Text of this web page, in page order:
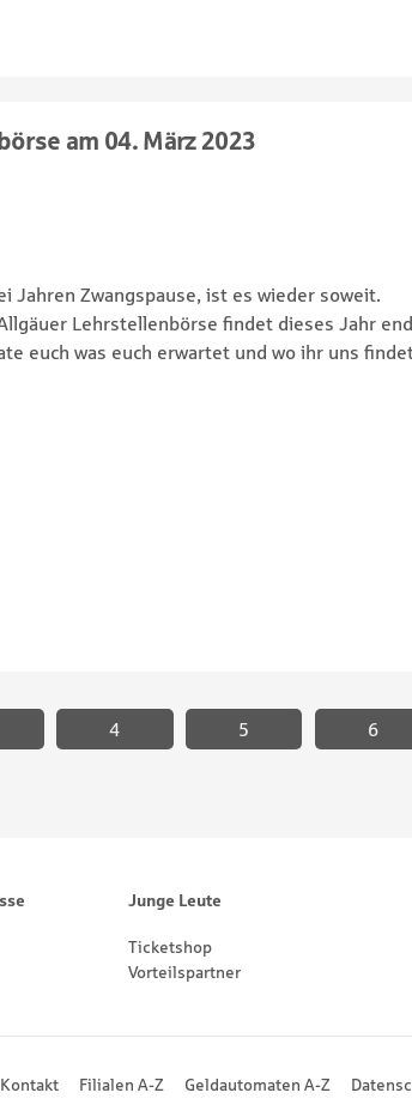
am 04. März 2023
Jahren Zwangspause, ist es wieder soweit.
Lehrstellenbörse findet dieses Jahr
euch was euch erwartet und wo ihr uns
4 5 6
Junge Leute
Ticketshop
Vorteilspartner
Kontakt Filialen A-Z Geldautomaten A-Z